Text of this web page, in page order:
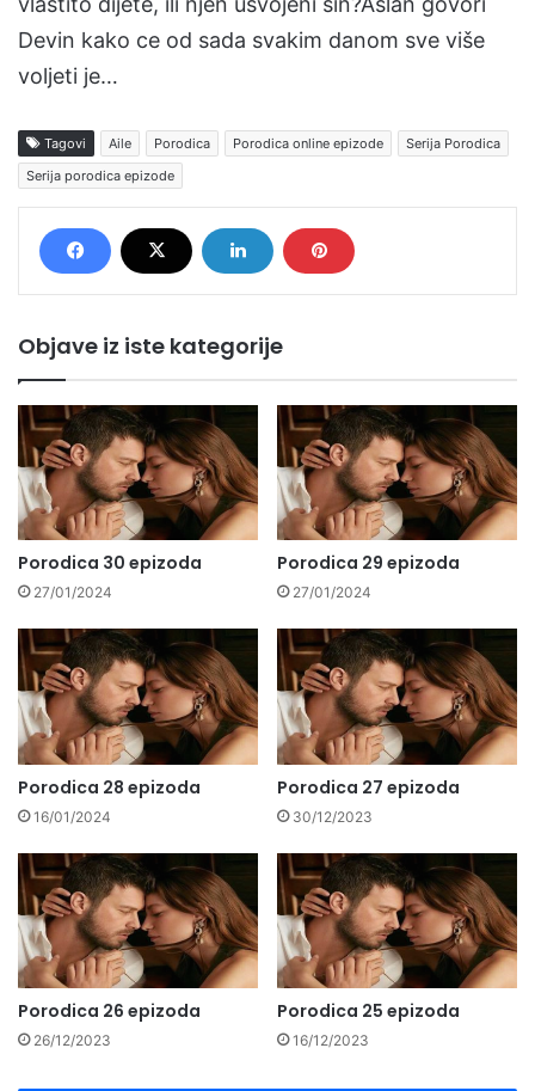
Devin kako ce od sada svakim danom sve više
voljeti je…
Tagovi Aile Porodica Porodica online epizode
Serija Porodica
Serija porodica epizode
Objave iz iste kategorije
Porodica 30 epizoda
27/01/2024
Porodica 29 epizoda
27/01/2024
Porodica 28 epizoda
16/01/2024
Porodica 27 epizoda
30/12/2023
Porodica 26 epizoda
26/12/2023
Porodica 25 epizoda
16/12/2023